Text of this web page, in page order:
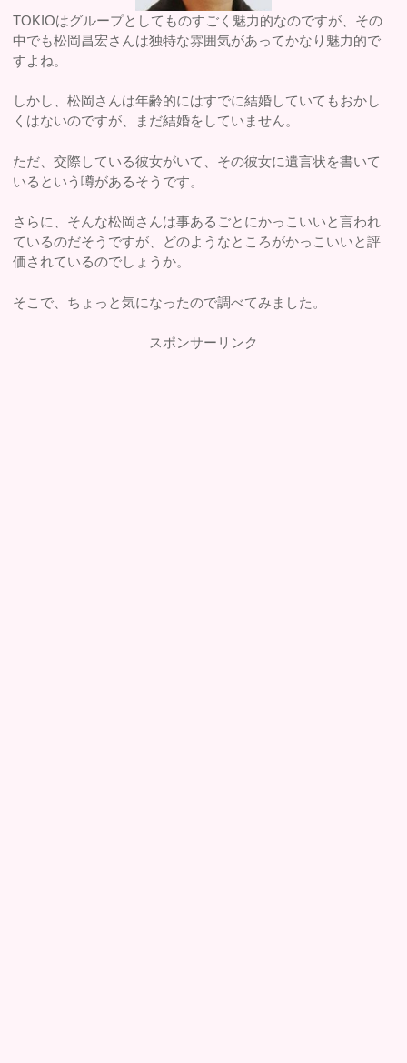
TOKIOはグループとしてものすごく魅力的なのですが、その
中でも松岡昌宏さんは独特な雰囲気があってかなり魅力的で
すよね。
しかし、松岡さんは年齢的にはすでに結婚していてもおかし
くはないのですが、まだ結婚をしていません。
ただ、交際している彼女がいて、その彼女に遺言状を書いて
いるという噂があるそうです。
さらに、そんな松岡さんは事あるごとにかっこいいと言われ
ているのだそうですが、どのようなところがかっこいいと評
価されているのでしょうか。
そこで、ちょっと気になったので調べてみました。
スポンサーリンク